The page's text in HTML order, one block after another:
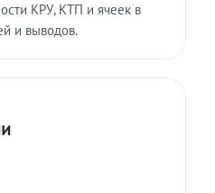
КРУ, КТП и ячеек в
и выводов.